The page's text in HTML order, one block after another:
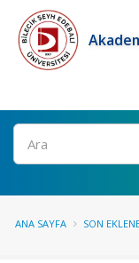
Ara
ANA SAYFA SON